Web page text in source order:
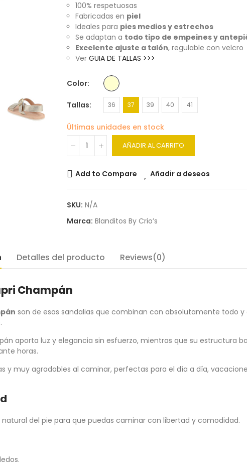
100% respetuosas
Fabricadas en piel
Ideales para pies medios y estrechos
Se adaptan a todo tipo de empeines y
Excelente ajuste a talón, regulable con velcro
Ver GUIA DE TALLAS >>>
Color
Tallas 36 37 39 40 41
Últimas unidades en stock
AÑADIR AL CARRITO
Add to Compare Añadir a deseos
SKU: N/A
Marca: Blanditos By Crio’s
Detalles del producto Reviews(0)
Champán
son de esas sandalias que combinan con absolutamente todo y
aporta luz y elegancia sin esfuerzo, mientras que su estructura
horas.
y muy agradables al caminar, perfectas para el día a día,
del pie para que puedas caminar con libertad y comodidad.